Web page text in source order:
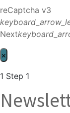
reCaptcha v3
Next
×
1 Step 1